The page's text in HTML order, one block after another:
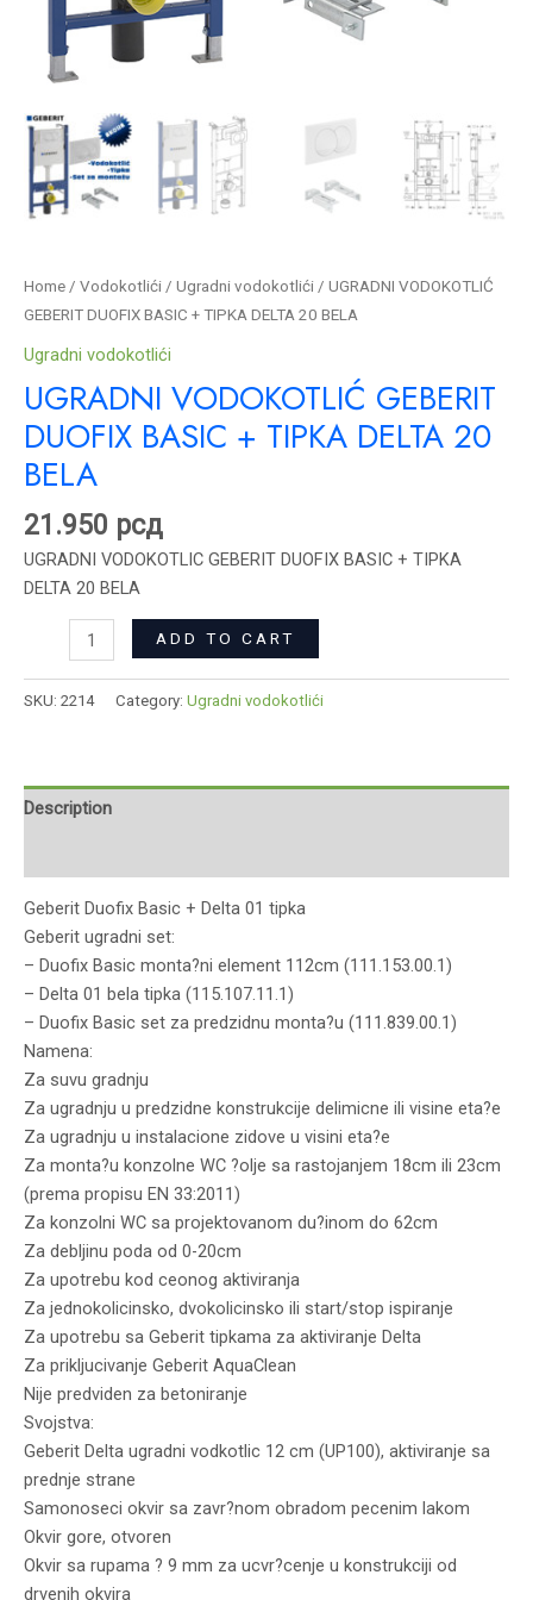
Home / Vodokotlići / Ugradni vodokotlići / UGRADNI VODOKOTLIĆ
GEBERIT DUOFIX BASIC + TIPKA DELTA 20 BELA
Ugradni vodokotlići
UGRADNI VODOKOTLIĆ GEBERIT
DUOFIX BASIC + TIPKA DELTA 20
BELA
21.950 рсд
UGRADNI VODOKOTLIC GEBERIT DUOFIX BASIC + TIPKA
DELTA 20 BELA
ADD TO CART
SKU: 2214 Category: Ugradni vodokotlići
Description
Geberit Duofix Basic + Delta 01 tipka
Geberit ugradni set:
– Duofix Basic monta?ni element 112cm (111.153.00.1)
– Delta 01 bela tipka (115.107.11.1)
– Duofix Basic set za predzidnu monta?u (111.839.00.1)
Namena:
Za suvu gradnju
Za ugradnju u predzidne konstrukcije delimicne ili visine eta?e
Za ugradnju u instalacione zidove u visini eta?e
Za monta?u konzolne WC ?olje sa rastojanjem 18cm ili 23cm
(prema propisu EN 33:2011)
Za konzolni WC sa projektovanom du?inom do 62cm
Za debljinu poda od 0-20cm
Za upotrebu kod ceonog aktiviranja
Za jednokolicinsko, dvokolicinsko ili start/stop ispiranje
Za upotrebu sa Geberit tipkama za aktiviranje Delta
Za prikljucivanje Geberit AquaClean
Nije predviden za betoniranje
Svojstva:
Geberit Delta ugradni vodkotlic 12 cm (UP100), aktiviranje sa
prednje strane
Samonoseci okvir sa zavr?nom obradom pecenim lakom
Okvir gore, otvoren
Okvir sa rupama ? 9 mm za ucvr?cenje u konstrukciji od
drvenih okvira